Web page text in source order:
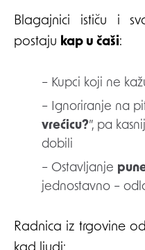
Blagajnici ističu i
postaju kap u čaši:
– Kupci koji ne
– Ignoriranje na
vrećicu?”, pa
dobili
– Ostavljanje
jednostavno –
Radnica iz trgovine